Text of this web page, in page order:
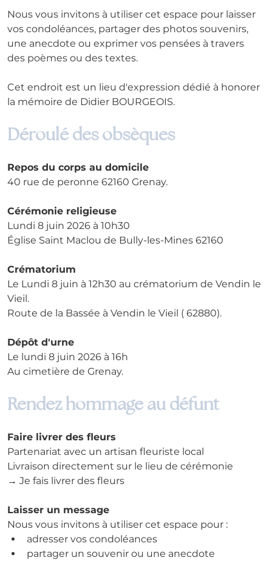
Nous vous invitons à utiliser cet espace pour laisser
vos condoléances, partager des photos souvenirs,
une anecdote ou exprimer vos pensées à travers
des poèmes ou des textes.
Cet endroit est un lieu d'expression dédié à honorer
la mémoire de Didier BOURGEOIS.
Déroulé des obsèques
Repos du corps au domicile
40 rue de peronne 62160 Grenay.
Cérémonie religieuse
Lundi 8 juin 2026 à 10h30
Église Saint Maclou de Bully-les-Mines 62160
Crématorium
Le Lundi 8 juin à 12h30 au crématorium de Vendin le
Vieil.
Route de la Bassée à Vendin le Vieil ( 62880).
Dépôt d'urne
Le lundi 8 juin 2026 à 16h
Au cimetière de Grenay.
Rendez hommage au défunt
Faire livrer des fleurs
Partenariat avec un artisan fleuriste local
Livraison directement sur le lieu de cérémonie
→ Je fais livrer des fleurs
Laisser un message
Nous vous invitons à utiliser cet espace pour :
adresser vos condoléances
partager un souvenir ou une anecdote